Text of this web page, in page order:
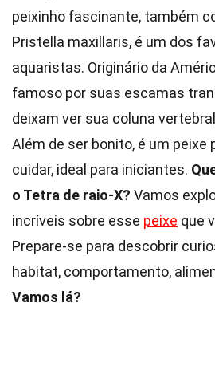
peixinho fascinante, também
Pristella maxillaris, é um dos
aquaristas. Originário da
famoso por suas escamas
deixam ver sua coluna
Além de ser bonito, é um peixe
cuidar, ideal para iniciantes.
o Tetra de raio-X? Vamos
incríveis sobre esse peixe que
Prepare-se para descobrir
habitat, comportamento,
Vamos lá?